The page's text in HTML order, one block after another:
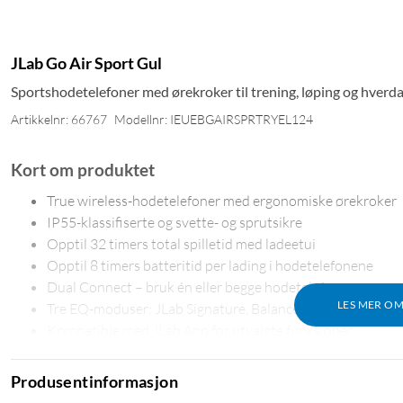
JLab Go Air Sport Gul
Sportshodetelefoner med ørekroker til trening, løping og
Artikkelnr: 66767 Modellnr: IEUEBGAIRSPRTRYEL124
LES MER
Kort om produktet
True wireless-hodetelefoner med ergonomiske ørekroker
IP55-klassifiserte og svette- og sprutsikre
Opptil 32 timers total spilletid med ladeetui
Opptil 8 timers batteritid per lading i hodetelefonene
Dual Connect – bruk én eller begge hodetelefonene
Tre EQ-moduser: JLab Signature, Balanced og Bass Boost
Kompatible med JLab App for utvalgte funksjoner
Bluetooth 5.1
Produsentinformasjon